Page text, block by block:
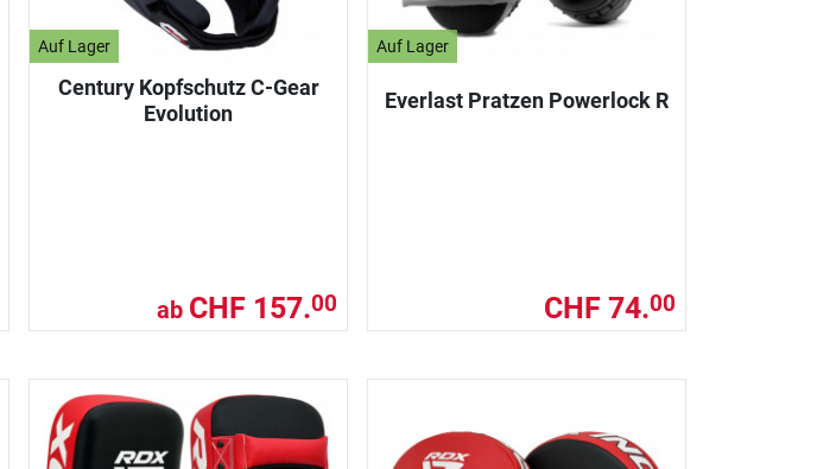
Auf Lager
Century Kopfschutz C-Gear
Evolution
ab CHF 157.00
Auf Lager
Everlast Pratzen Powerlock R
CHF 74.00